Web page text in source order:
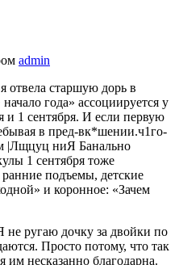
admin
отвела старшую дорь в
года» ассоциируется у
и 1 сентября. И если первую
в пред-вк*шении.ч1го-
|Лщцуц ниЯ Банально
1 сентября тоже
подъемы, детские
и коронное: «Зачем
не ругаю дочку за двойки по
Просто потому, что так
им несказанно благодарна.